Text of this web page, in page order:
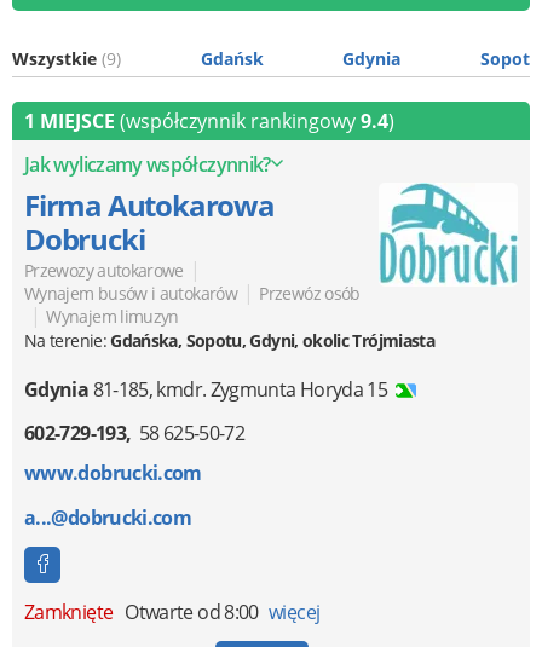
Wszystkie (9) Gdańsk Gdynia Sopot
1 MIEJSCE (współczynnik rankingowy9.4)
Jak wyliczamy współczynnik?
Firma Autokarowa
Dobrucki
Przewozy autokarowe |
Wynajem busów i autokarów | Przewóz osób
| Wynajem limuzyn
Na terenie:Gdańska, Sopotu, Gdyni, okolic Trójmiasta
Gdynia81-185,kmdr. Zygmunta Horyda 15
602-729-193 58 625-50-72
www.dobrucki.com
a...@dobrucki.com
Zamknięte Otwarte od 8:00 więcej